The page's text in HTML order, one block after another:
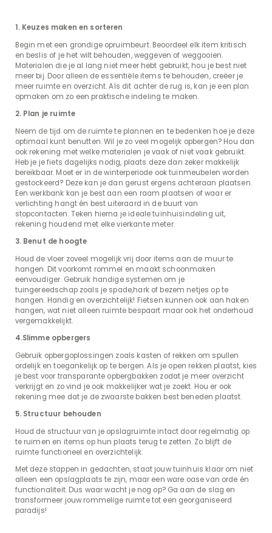
1. Keuzes maken en sorteren
Begin met een grondige opruimbeurt. Beoordeel elk item kritisch
en beslis of je het wilt behouden, weggeven of weggooien.
Materialen die je al lang niet meer hebt gebruikt, hou je best niet
meer bij. Door alleen de essentiële items te behouden, creëer je
meer ruimte en overzicht. Als dit achter de rug is, kan je een plan
opmaken om zo een praktische indeling te maken.
2. Plan je ruimte
Neem de tijd om de ruimte te plannen en te bedenken hoe je deze
optimaal kunt benutten. Wil je zo veel mogelijk opbergen? Hou dan
ook rekening met welke materialen je vaak of niet vaak gebruikt.
Heb je je fiets dagelijks nodig, plaats deze dan zeker makkelijk
bereikbaar. Moet er in de winterperiode ook tuinmeubelen worden
gestockeerd? Deze kan je dan gerust ergens achteraan plaatsen.
Een werkbank kan je best aan een raam plaatsen of waar er
verlichting hangt én best uiteraard in de buurt van
stopcontacten. Teken hierna je ideale tuinhuisindeling uit,
rekening houdend met elke vierkante meter.
3. Benut de hoogte
Houd de vloer zoveel mogelijk vrij door items aan de muur te
hangen. Dit voorkomt rommel en maakt schoonmaken
eenvoudiger. Gebruik handige systemen om je
tuingereedschap zoals je spade,hark of bezem netjes op te
hangen. Handig en overzichtelijk! Fietsen kunnen ook aan haken
hangen, wat niet alleen ruimte bespaart maar ook het onderhoud
vergemakkelijkt.
4.Slimme opbergers
Gebruik opbergoplossingen zoals kasten of rekken om spullen
ordelijk en toegankelijk op te bergen. Als je open rekken plaatst, kies
je best voor transparante opbergbakken zodat je meer overzicht
verkrijgt en zo vind je ook makkelijker wat je zoekt. Hou er ook
rekening mee dat je de zwaarste bakken best beneden plaatst.
5. Structuur behouden
Houd de structuur van je opslagruimte intact door regelmatig op
te ruimen en items op hun plaats terug te zetten. Zo blijft de
ruimte functioneel en overzichtelijk.
Met deze stappen in gedachten, staat jouw tuinhuis klaar om niet
alleen een opslagplaats te zijn, maar een ware oase van orde én
functionaliteit. Dus waar wacht je nog op? Ga aan de slag en
transformeer jouw rommelige ruimte tot een georganiseerd
paradijs!